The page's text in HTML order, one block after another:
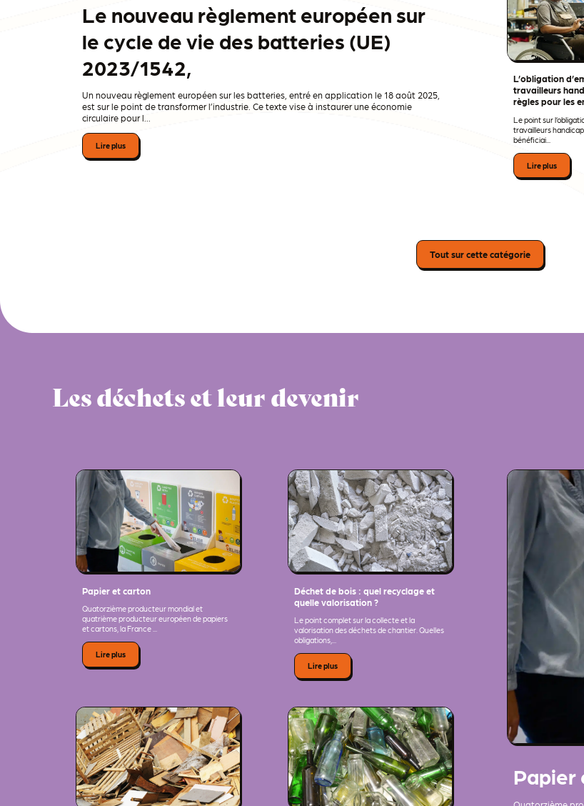
Le nouveau règlement européen sur
le cycle de vie des batteries (UE)
2023/1542,
Un nouveau règlement européen sur les batteries, entré en application le 18 août 2025,
est sur le point de transformer l’industrie. Ce texte vise à instaurer une économie
circulaire pour l...
Lire plus
L’obligation
travailleurs
règles pour les
Le point sur
travailleurs
bénéficiai...
Lire plus
Tout sur cette catégorie
Les déchets et leur devenir
Papier
Papier et carton
Quatorzième producteur mondial et
quatrième producteur européen de papiers
et cartons, la France ...
Lire plus
Déchet de bois : quel recyclage et
quelle valorisation ?
Le point complet sur la collecte et la
valorisation des déchets de chantier. Quelles
obligations,...
Lire plus